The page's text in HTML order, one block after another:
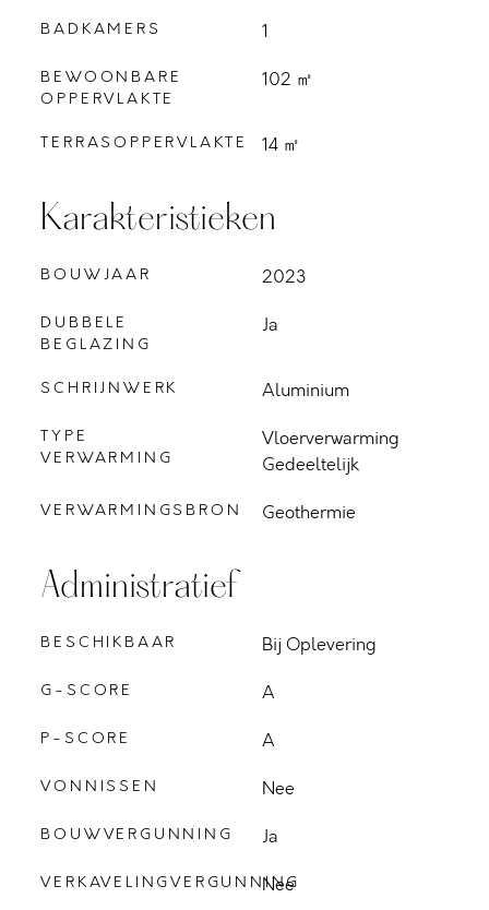
BADKAMERS 1
BEWOONBARE
OPPERVLAKTE
102 ㎡
TERRASOPPERVLAKTE 14 ㎡
Karakteristieken
BOUWJAAR 2023
DUBBELE
BEGLAZING
Ja
SCHRIJNWERK Aluminium
TYPE
VERWARMING
Vloerverwarming
Gedeeltelijk
VERWARMINGSBRON Geothermie
Administratief
BESCHIKBAAR Bij Oplevering
G-SCORE A
P-SCORE A
VONNISSEN Nee
BOUWVERGUNNING Ja
VERKAVELINGVERGUNNING
Nee